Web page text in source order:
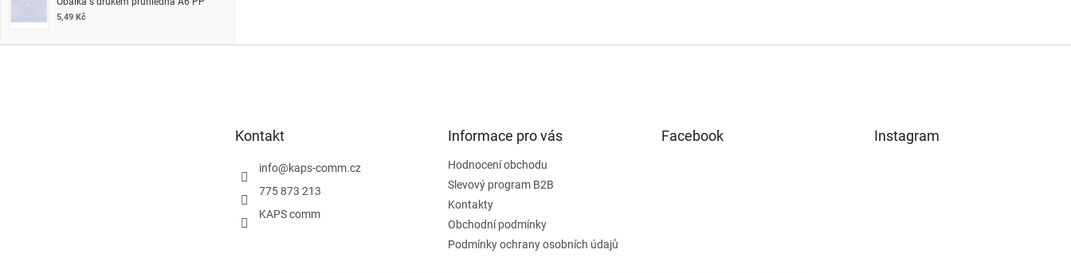
5,49 Kč
Kontakt
info@kaps-comm.cz
775 873 213
KAPS comm
Informace pro vás
Hodnocení obchodu
Slevový program B2B
Kontakty
Obchodní podmínky
Podmínky ochrany osobních údajů
Facebook Instagram